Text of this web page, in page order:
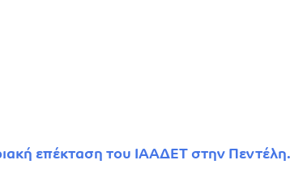
επέκταση του ΙΑΑΔΕΤ στην Πεντέλη.